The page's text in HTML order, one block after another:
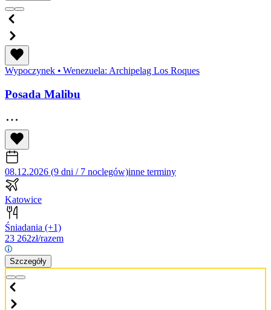
Wypoczynek • Wenezuela: Archipelag Los Roques
Posada Malibu
08.12.2026 (9 dni / 7 noclegów)inne terminy
Katowice
Śniadania (+1)
23 262zł/razem
Szczegóły